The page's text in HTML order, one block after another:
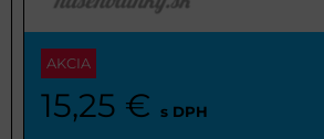
AKCIA
15,25 € s DPH